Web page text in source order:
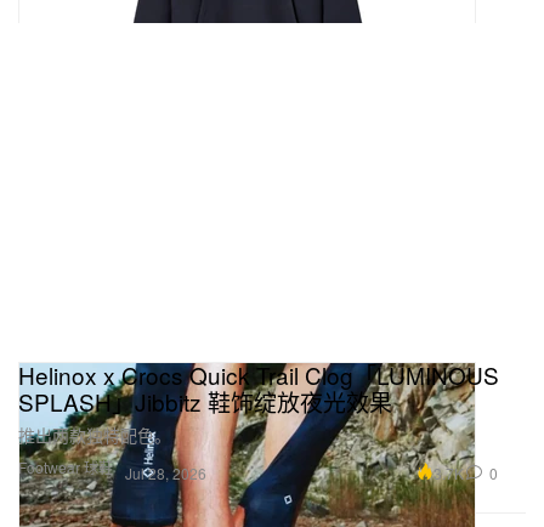
Footwear 球鞋
Helinox x Crocs Quick Trail Clog「LUMINOUS
SPLASH」Jibbitz 鞋饰绽放夜光效果
推出两款独特配色。
Jul 28, 2026 3.7K 0